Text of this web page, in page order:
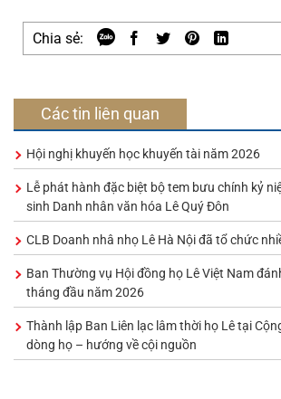
Chia sẻ:
Các tin liên quan
Hội nghị khuyến học khuyến tài năm 2026
Lễ phát hành đặc biệt bộ tem bưu chính kỷ
sinh Danh nhân văn hóa Lê Quý Đôn
CLB Doanh nhâ nhọ Lê Hà Nội đã tổ chức
Ban Thường vụ Hội đồng họ Lê Việt Nam
tháng đầu năm 2026
Thành lập Ban Liên lạc lâm thời họ Lê tại
dòng họ – hướng về cội nguồn